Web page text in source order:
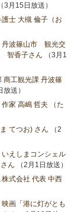
3月15日放送）
士 大槻 倫子（お
丹波篠山市 観光交
智香子さん （3月1
工観光課 丹波篠
放送）
家 高嶋 哲夫 （た
てつお) さん （2
えしまコンシェル
ん （2月1日放送）
式会社 代表 中西
画「港に灯がとも